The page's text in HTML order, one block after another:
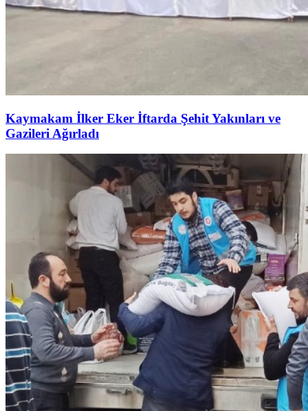
Kaymakam İlker Eker İftarda Şehit Yakınları ve
Gazileri Ağırladı